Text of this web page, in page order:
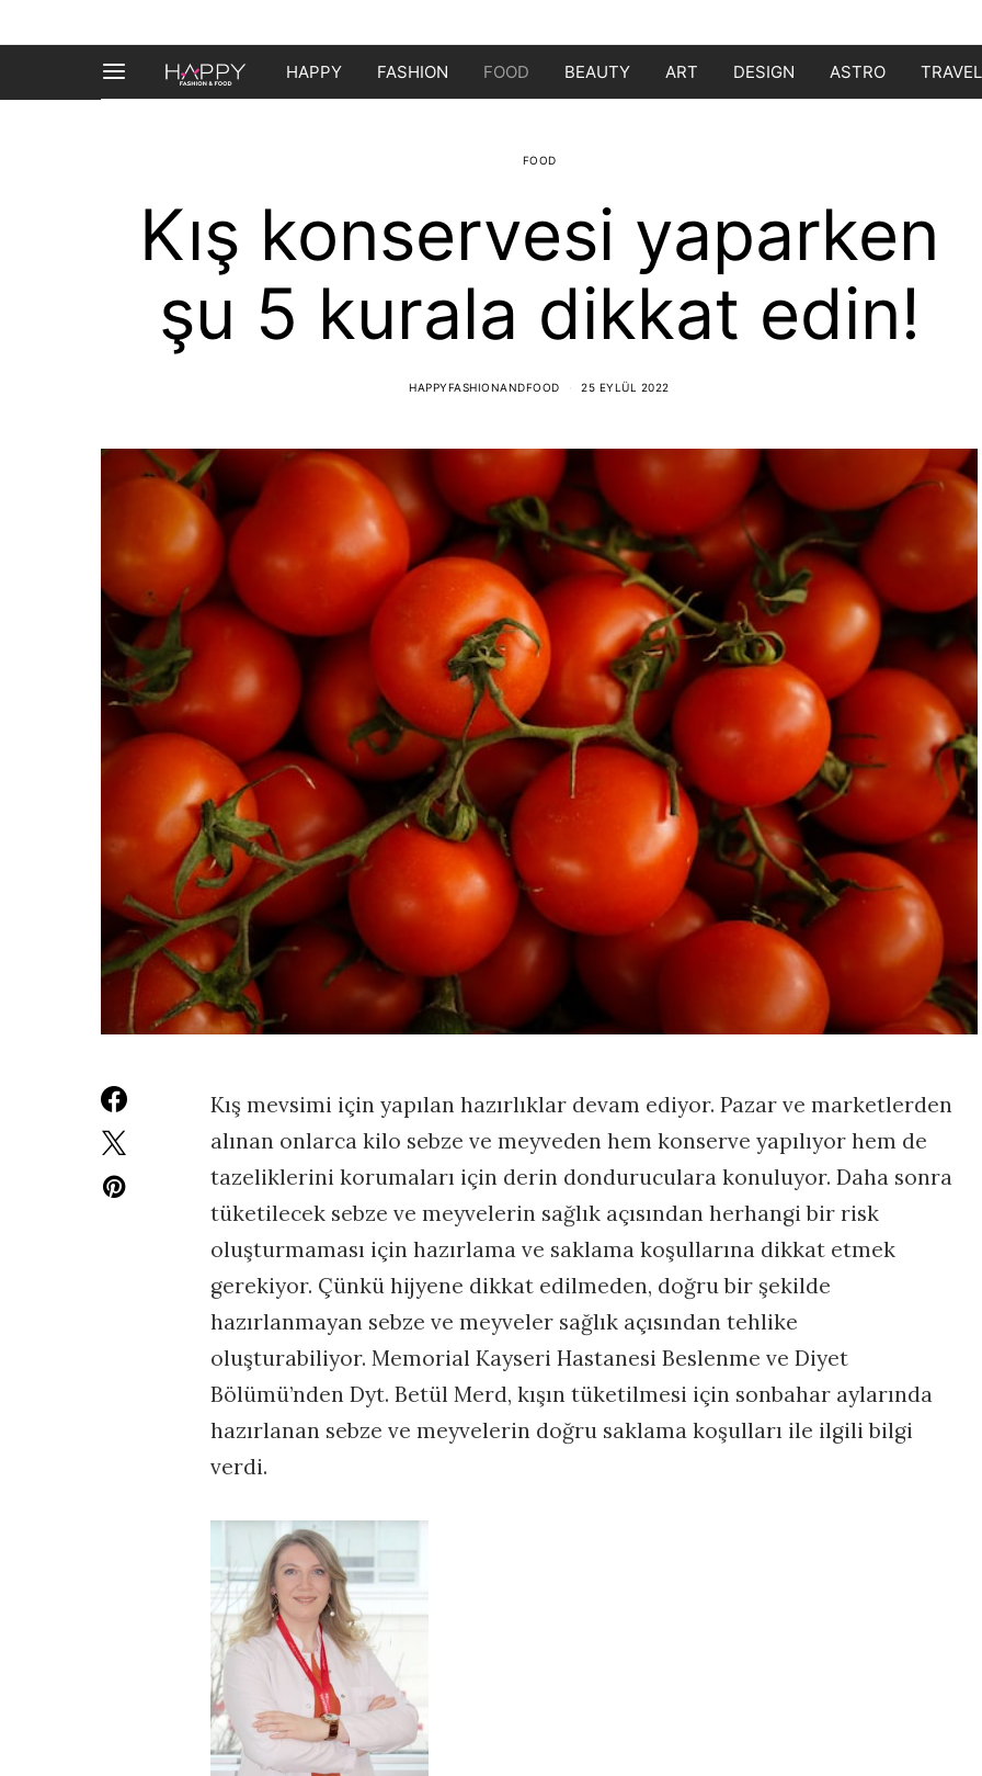
HAPPY FASHION FOOD BEAUTY ART DESIGN ASTRO TRAVEL
FOOD
Kış konservesi yaparken
şu 5 kurala dikkat edin!
HAPPYFASHIONANDFOOD 25 EYLÜL 2022
Kış mevsimi için yapılan hazırlıklar devam ediyor. Pazar ve marketlerden
alınan onlarca kilo sebze ve meyveden hem konserve yapılıyor hem de
tazeliklerini korumaları için derin donduruculara konuluyor. Daha sonra
tüketilecek sebze ve meyvelerin sağlık açısından herhangi bir risk
oluşturmaması için hazırlama ve saklama koşullarına dikkat etmek
gerekiyor. Çünkü hijyene dikkat edilmeden, doğru bir şekilde
hazırlanmayan sebze ve meyveler sağlık açısından tehlike
oluşturabiliyor. Memorial Kayseri Hastanesi Beslenme ve Diyet
Bölümü’nden Dyt. Betül Merd, kışın tüketilmesi için sonbahar aylarında
hazırlanan sebze ve meyvelerin doğru saklama koşulları ile ilgili bilgi
verdi.